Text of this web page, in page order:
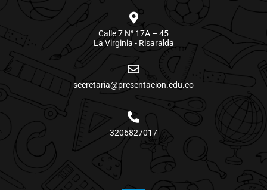
Calle 7 N° 17A – 45
La Virginia - Risaralda
secretaria@presentacion.edu.co
3206827017